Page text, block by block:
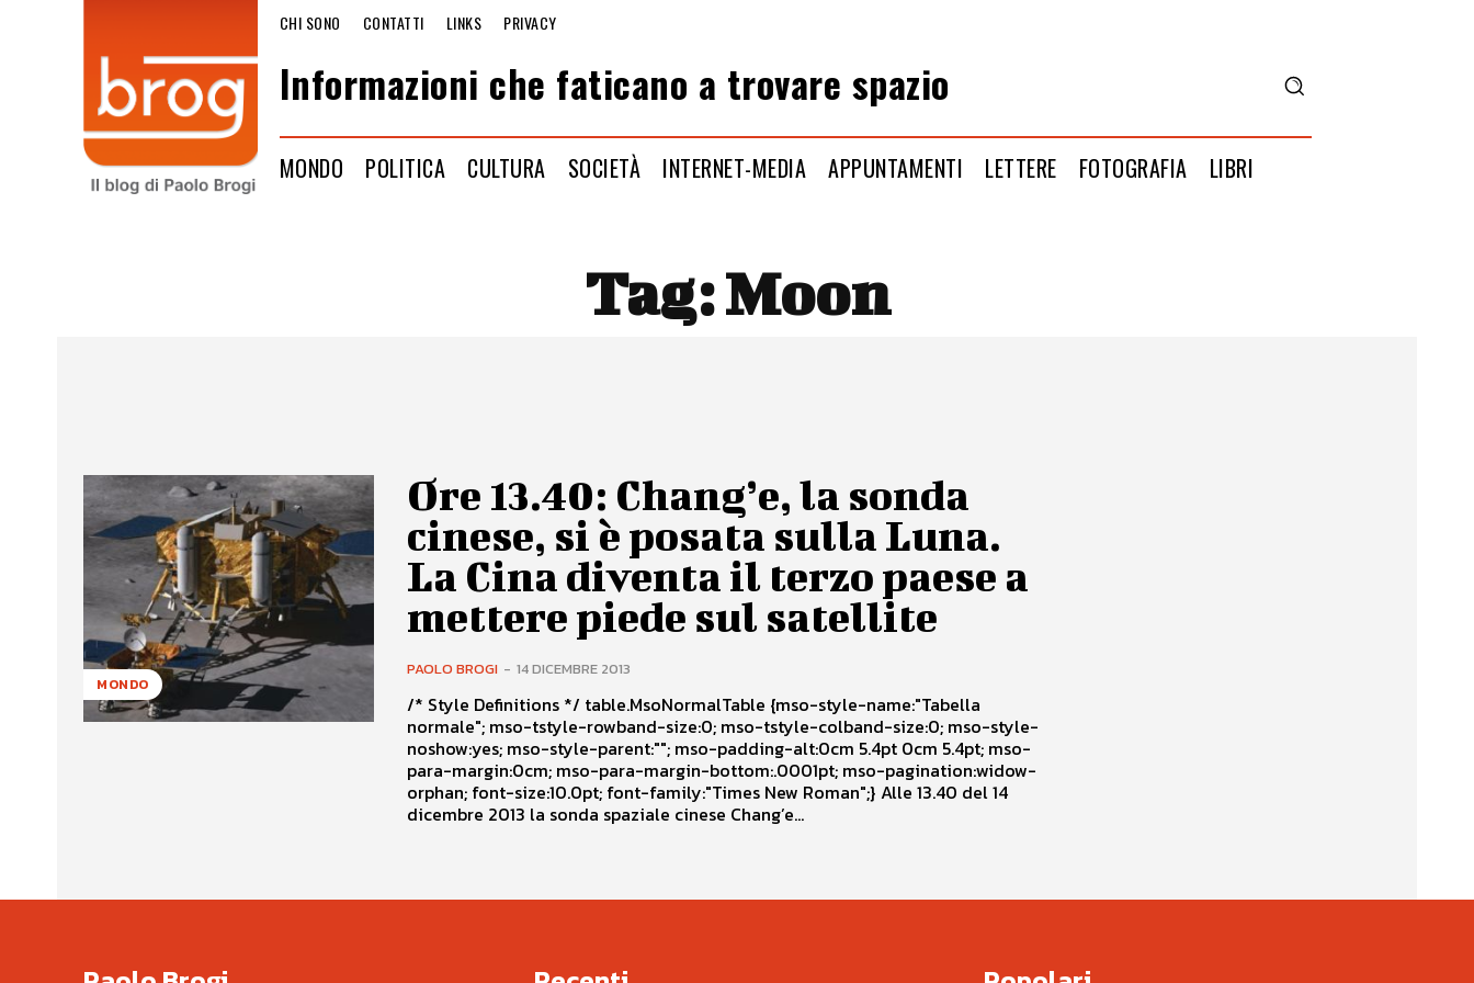
CHI SONO CONTATTI LINKS PRIVACY
Informazioni che faticano a trovare spazio
MONDO POLITICA CULTURA SOCIETÀ INTERNET-MEDIA APPUNTAMENTI LETTERE FOTOGRAFIA LIBRI
Tag:Moon
MONDO
Ore 13.40: Chang’e, la sonda
cinese, si è posata sulla Luna.
La Cina diventa il terzo paese a
mettere piede sul satellite
PAOLO BROGI - 14 DICEMBRE 2013
/* Style Definitions */ table.MsoNormalTable {mso-style-name:"Tabella
normale"; mso-tstyle-rowband-size:0; mso-tstyle-colband-size:0; mso-style-
noshow:yes; mso-style-parent:""; mso-padding-alt:0cm 5.4pt 0cm 5.4pt; mso-
para-margin:0cm; mso-para-margin-bottom:.0001pt; mso-pagination:widow-
orphan; font-size:10.0pt; font-family:"Times New Roman";} Alle 13.40 del 14
dicembre 2013 la sonda spaziale cinese Chang’e...